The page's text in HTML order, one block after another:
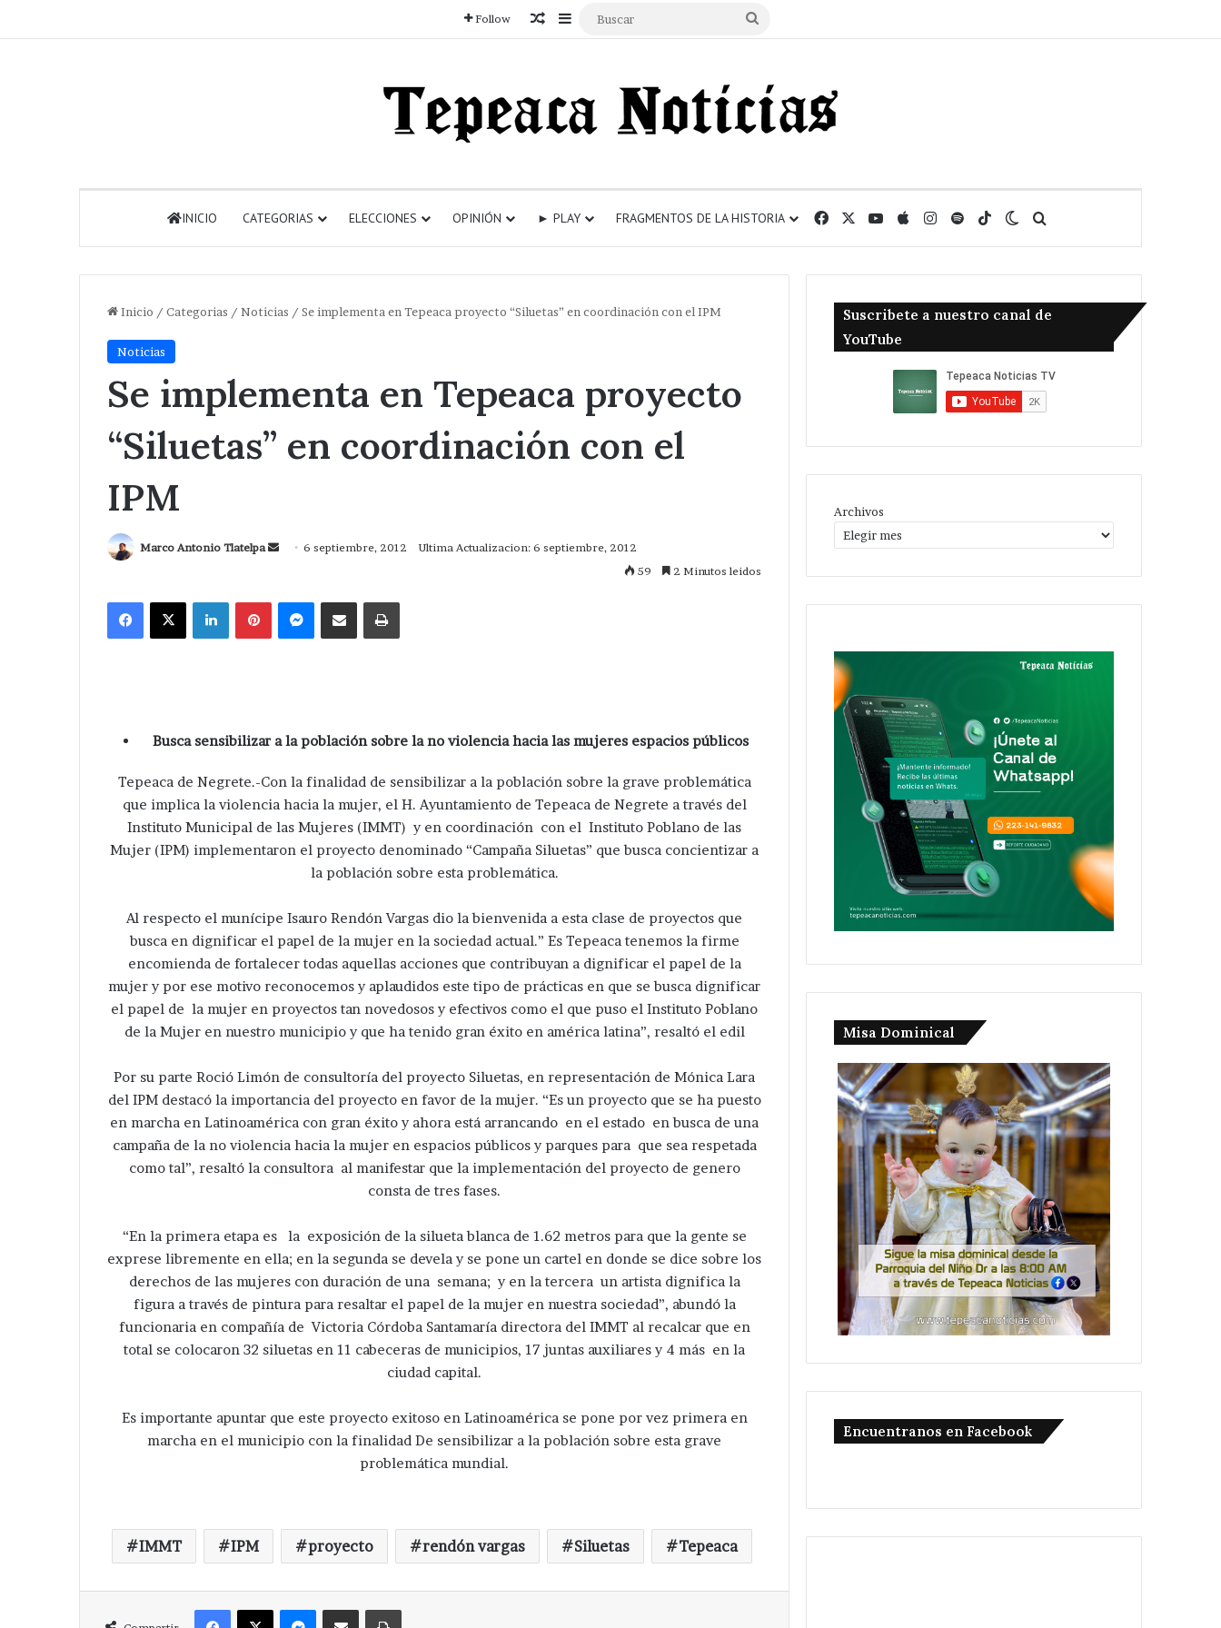
Follow Articulo aleatorio
Sidebar
INICIO CATEGORIAS ELECCIONES OPINIÓN ► PLAY FRAGMENTOS DE LA HISTORIA FacebookYouTube
AppleInstagram
SpotifyTikTokSwitch skin
Inicio / Categorias / Noticias / Se implementa en Tepeaca proyecto “Siluetas” en coordinación con el IPM
Noticias
Se implementa en Tepeaca proyecto
“Siluetas” en coordinación con el
IPM
Marco Antonio Tlatelpa
Send6 septiembre, 2012
Ultima Actualizacion: 6 septiembre, 2012
59
2 Minutos leidos
Facebook
X LinkedInPinterestMessengerCompartir via CorreoImprimir
Busca sensibilizar a la población sobre la no violencia hacia las mujeres espacios públicos
Tepeaca de Negrete.-Con la finalidad de sensibilizar a la población sobre la grave problemática
que implica la violencia hacia la mujer, el H. Ayuntamiento de Tepeaca de Negrete a través del
Instituto Municipal de las Mujeres (IMMT) y en coordinación con el Instituto Poblano de las
Mujer (IPM) implementaron el proyecto denominado “Campaña Siluetas” que busca concientizar a
la población sobre esta problemática.
Al respecto el munícipe Isauro Rendón Vargas dio la bienvenida a esta clase de proyectos que
busca en dignificar el papel de la mujer en la sociedad actual.” Es Tepeaca tenemos la firme
encomienda de fortalecer todas aquellas acciones que contribuyan a dignificar el papel de la
mujer y por ese motivo reconocemos y aplaudidos este tipo de prácticas en que se busca dignificar
el papel de la mujer en proyectos tan novedosos y efectivos como el que puso el Instituto Poblano
de la Mujer en nuestro municipio y que ha tenido gran éxito en américa latina”, resaltó el edil
Por su parte Roció Limón de consultoría del proyecto Siluetas, en representación de Mónica Lara
del IPM destacó la importancia del proyecto en favor de la mujer. “Es un proyecto que se ha puesto
en marcha en Latinoamérica con gran éxito y ahora está arrancando en el estado en busca de una
campaña de la no violencia hacia la mujer en espacios públicos y parques para que sea respetada
como tal”, resaltó la consultora al manifestar que la implementación del proyecto de genero
consta de tres fases.
“En la primera etapa es la exposición de la silueta blanca de 1.62 metros para que la gente se
exprese libremente en ella; en la segunda se devela y se pone un cartel en donde se dice sobre los
derechos de las mujeres con duración de una semana; y en la tercera un artista dignifica la
figura a través de pintura para resaltar el papel de la mujer en nuestra sociedad”, abundó la
funcionaria en compañía de Victoria Córdoba Santamaría directora del IMMT al recalcar que en
total se colocaron 32 siluetas en 11 cabeceras de municipios, 17 juntas auxiliares y 4 más en la
ciudad capital.
Es importante apuntar que este proyecto exitoso en Latinoamérica se pone por vez primera en
marcha en el municipio con la finalidad De sensibilizar a la población sobre esta grave
problemática mundial.
IMMT IPM proyecto rendón vargas Siluetas Tepeaca
Facebook
X MessengerCompartir via CorreoImprimir
Suscribete a nuestro canal de
YouTube
Archivos
Misa Dominical
Encuentranos en Facebook